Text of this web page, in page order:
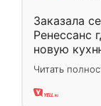
Заказала
Ренессанс
новую
вполне
два года,
Читать